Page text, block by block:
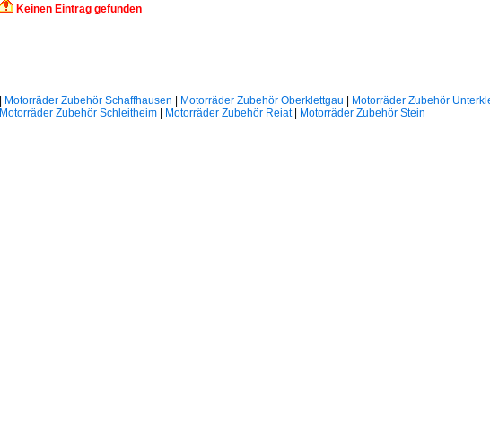
Keinen Eintrag gefunden
Motorräder Zubehör Schaffhausen Motorräder Zubehör Oberklettgau Motorräder Zubehör
Motorräder Zubehör Schleitheim
Motorräder Zubehör Reiat| Motorräder Zubehör Stein